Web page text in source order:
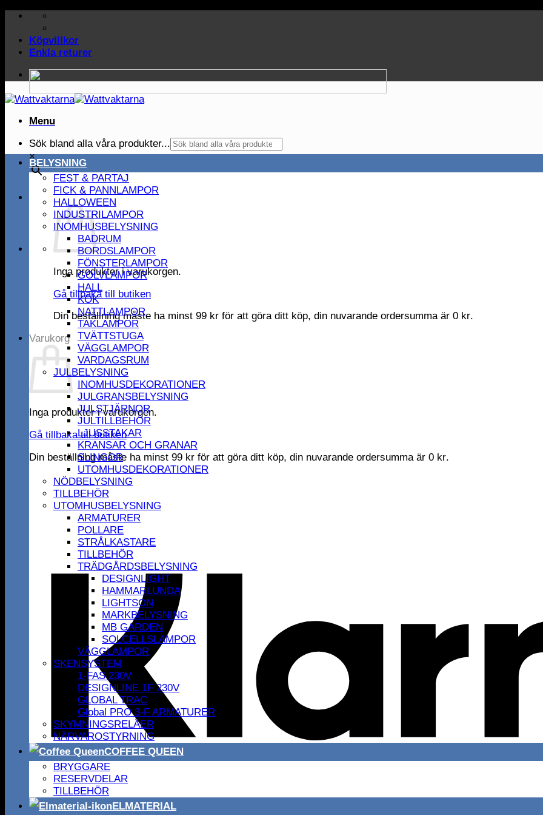
Skip
contentKöpvillkor
Enkla returer
Menu
Sök bland alla våra produkter...
×
Inga produkter i varukorgen.
Gå tillbaka till butiken
Din beställning måste ha minst 99 kr för att göra ditt köp, din nuvarande ordersumma är 0 kr.
Varukorg
Inga produkter i varukorgen.
Gå tillbaka till butiken
Din beställning måste ha minst 99 kr för att göra ditt köp, din nuvarande ordersumma är 0 kr.
BELYSNING
FEST & PARTAJ
FICK & PANNLAMPOR
HALLOWEEN
INDUSTRILAMPOR
INOMHUSBELYSNING
BADRUM
BORDSLAMPOR
FÖNSTERLAMPOR
GOLVLAMPOR
HALL
KÖK
NATTLAMPOR
TAKLAMPOR
TVÄTTSTUGA
VÄGGLAMPOR
VARDAGSRUM
JULBELYSNING
INOMHUSDEKORATIONER
JULGRANSBELYSNING
JULSTJÄRNOR
JULTILLBEHÖR
LJUSSTAKAR
KRANSAR OCH GRANAR
SLINGOR
UTOMHUSDEKORATIONER
NÖDBELYSNING
TILLBEHÖR
UTOMHUSBELYSNING
ARMATURER
POLLARE
STRÅLKASTARE
TILLBEHÖR
TRÄDGÅRDSBELYSNING
DESIGNLIGHT
HAMMARLUNDA
LIGHTSON
MARKBELYSNING
MB GARDEN
SOLCELLSLAMPOR
VÄGGLAMPOR
SKENSYSTEM
1-FAS 230V
DESIGNLINE 1F 230V
GLOBAL TRAC
Global PRO 3-F ARMATURER
SKYMNINGSRELÄER
NÄRVAROSTYRNING
COFFEE QUEEN
BRYGGARE
RESERVDELAR
TILLBEHÖR
ELMATERIAL